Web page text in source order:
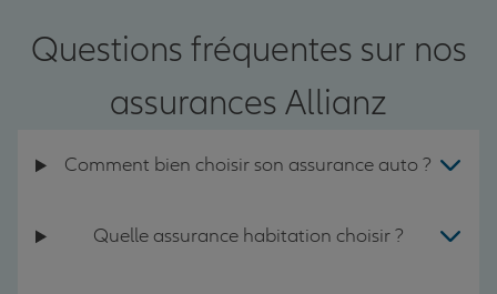
Questions fréquentes sur nos
assurances Allianz
Comment bien choisir son assurance auto ?
Quelle assurance habitation choisir ?